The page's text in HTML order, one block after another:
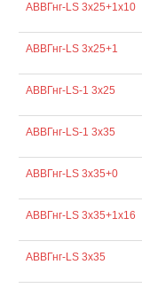
АВВГнг-LS 3х25+1х10
АВВГнг-LS 3х25+1
АВВГнг-LS-1 3х25
АВВГнг-LS-1 3х35
АВВГнг-LS 3х35+0
АВВГнг-LS 3х35+1х16
АВВГнг-LS 3х35